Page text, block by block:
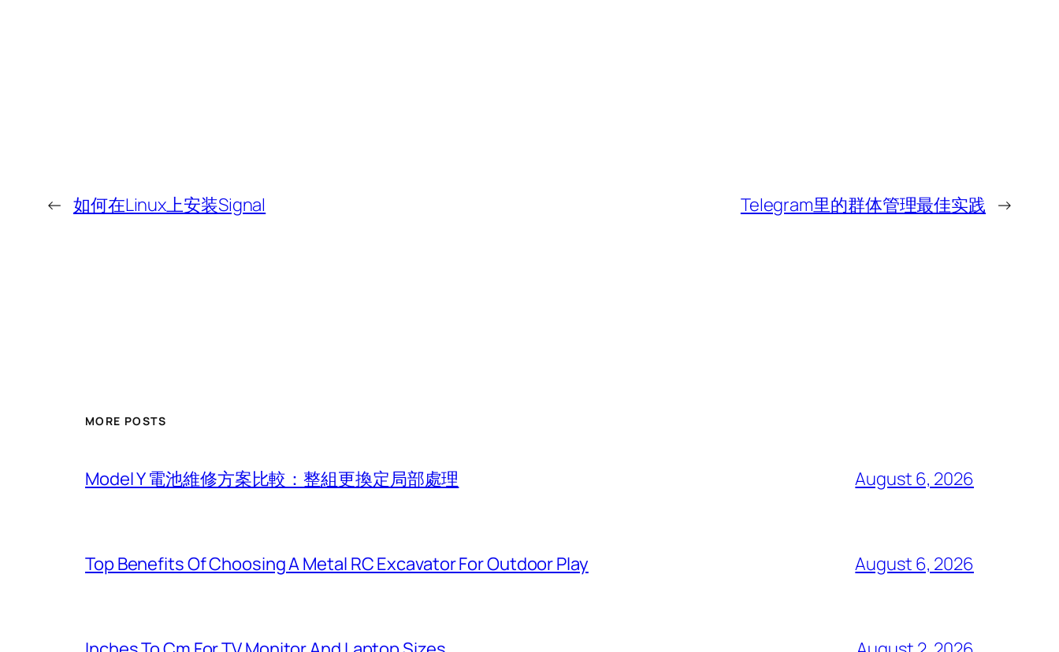
← 如何在Linux上安装Signal Telegram里的群体管理最佳实践 →
MORE POSTS
Model Y 電池維修方案比較：整組更換定局部處理 August 6, 2026
Top Benefits Of Choosing A Metal RC Excavator For Outdoor Play August 6, 2026